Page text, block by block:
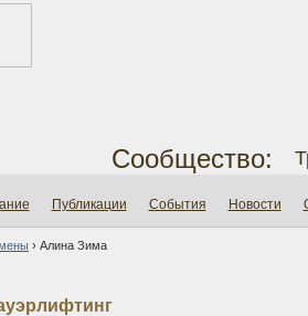
Сообщество:
Публикации События Новости
› Алина Зима